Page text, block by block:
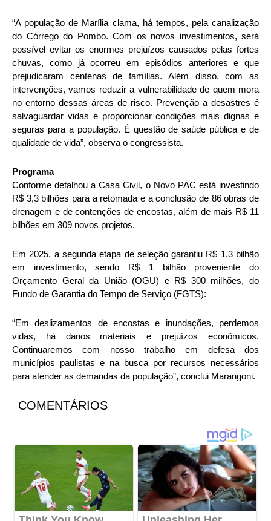
“A população de Marília clama, há tempos, pela canalização
do Córrego do Pombo. Com os novos investimentos, será
possível evitar os enormes prejuízos causados pelas fortes
chuvas, como já ocorreu em episódios anteriores e que
prejudicaram centenas de famílias. Além disso, com as
intervenções, vamos reduzir a vulnerabilidade de quem mora
no entorno dessas áreas de risco. Prevenção a desastres é
salvaguardar vidas e proporcionar condições mais dignas e
seguras para a população. É questão de saúde pública e de
qualidade de vida”, observa o congressista.
Programa
Conforme detalhou a Casa Civil, o Novo PAC está investindo
R$ 3,3 bilhões para a retomada e a conclusão de 86 obras de
drenagem e de contenções de encostas, além de mais R$ 11
bilhões em 309 novos projetos.
Em 2025, a segunda etapa de seleção garantiu R$ 1,3 bilhão
em investimento, sendo R$ 1 bilhão proveniente do
Orçamento Geral da União (OGU) e R$ 300 milhões, do
Fundo de Garantia do Tempo de Serviço (FGTS):
“Em deslizamentos de encostas e inundações, perdemos
vidas, há danos materiais e prejuízos econômicos.
Continuaremos com nosso trabalho em defesa dos
municípios paulistas e na busca por recursos necessários
para atender as demandas da população”, conclui Marangoni.
COMENTÁRIOS